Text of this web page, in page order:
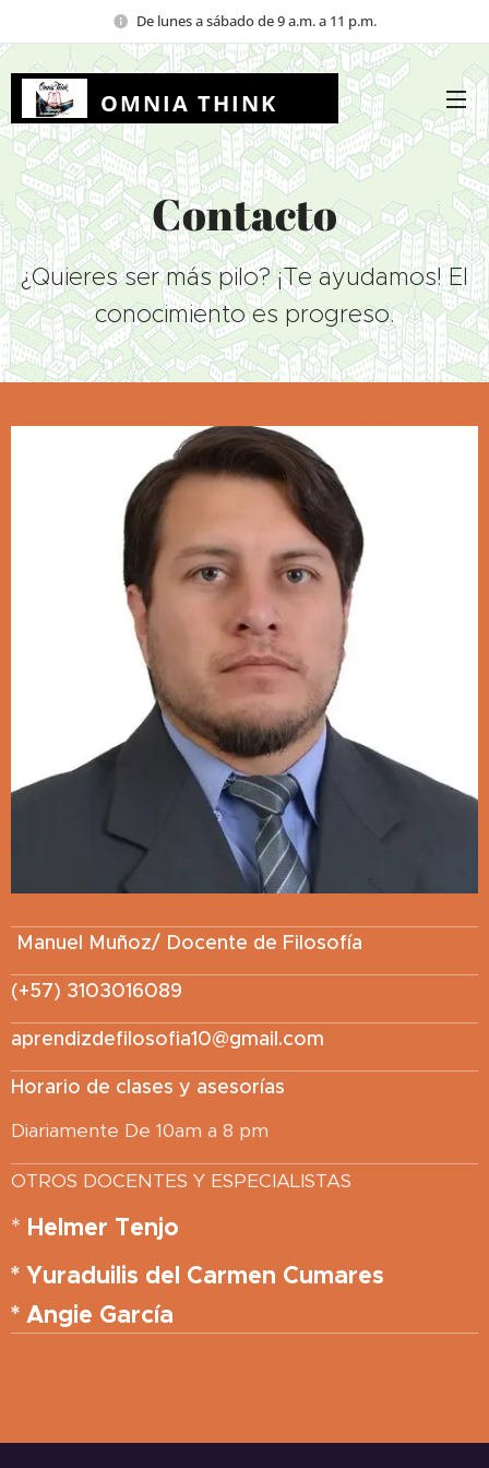
De lunes a sábado de 9 a.m. a 11 p.m.
OMNIA THINK
EDUCACION
Contacto
¿Quieres ser más pilo? ¡Te ayudamos! El
conocimiento es progreso.
Manuel Muñoz/ Docente de Filosofía
(+57) 3103016089
aprendizdefilosofia10@gmail.com
Horario de clases y asesorías
Diariamente De 10am a 8 pm
OTROS DOCENTES Y ESPECIALISTAS
* Helmer Tenjo
* Yuraduilis del Carmen Cumares
* Angie García